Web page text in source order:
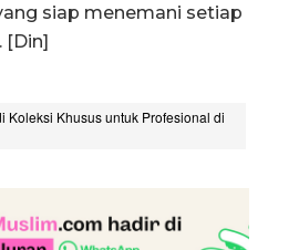
siap menemani setiap
[Din]
Koleksi Khusus untuk Profesional di